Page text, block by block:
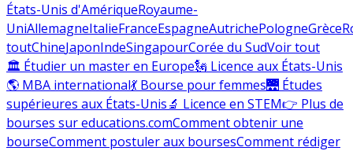
États-Unis d'AmériqueRoyaume-
UniAllemagneItalieFranceEspagneAutrichePologneGrèce
toutChineJaponIndeSingapourCorée du SudVoir tout
🏛 Étudier un master en Europe🗽 Licence aux États-Unis
🌎 MBA international💃 Bourse pour femmes🌉 Études
supérieures aux États-Unis🔬 Licence en STEM👉 Plus de
bourses sur educations.comComment obtenir une
bourseComment postuler aux boursesComment rédiger